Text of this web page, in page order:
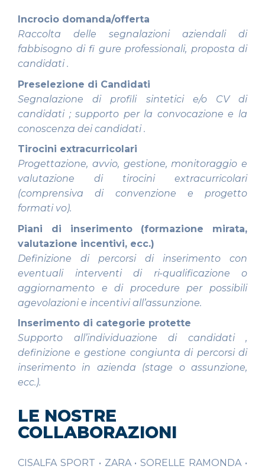
Incrocio domanda/offerta
Raccolta delle segnalazioni aziendali di
fabbisogno di fi gure professionali, proposta di
candidati .
Preselezione di Candidati
Segnalazione di profili sintetici e/o CV di
candidati ; supporto per la convocazione e la
conoscenza dei candidati .
Tirocini extracurricolari
Progettazione, avvio, gestione, monitoraggio e
valutazione di tirocini extracurricolari
(comprensiva di convenzione e progetto
formati vo).
Piani di inserimento (formazione mirata,
valutazione incentivi, ecc.)
Definizione di percorsi di inserimento con
eventuali interventi di ri-qualificazione o
aggiornamento e di procedure per possibili
agevolazioni e incentivi all’assunzione.
Inserimento di categorie protette
Supporto all’individuazione di candidati ,
definizione e gestione congiunta di percorsi di
inserimento in azienda (stage o assunzione,
ecc.).
LE NOSTRE
COLLABORAZIONI
CISALFA SPORT • ZARA • SORELLE RAMONDA •